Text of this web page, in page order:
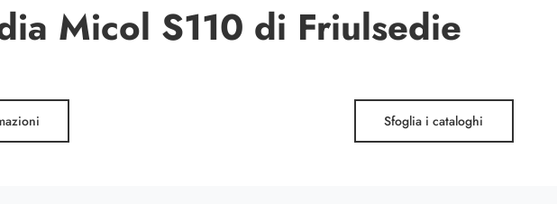
Micol S110 di Friulsedie
Sfoglia i cataloghi